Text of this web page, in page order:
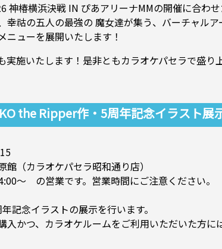
神椿横浜決戦 IN ぴあアリーナMMの開催に合わ
幸祜の五人の最強の 魔女達が集う、バーチャル
ニューを展開いたします！
実施いたします！是非ともカラオケパセラで盛り
the Ripper作・5周年記念イラスト展
（カラオケパセラ昭和通り店）
～ の営業です。営業時間にご注意ください。
記念イラストの展示を行います。
入かつ、カラオケルームをご利用いただいた方に